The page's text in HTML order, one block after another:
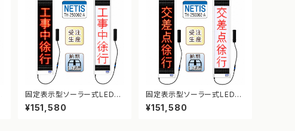
固定表示型ソーラー式LED表
示板 ドットサイン【工事中徐
行】【NETIS登録】
¥151,580
固定表示型ソーラー式LED表
示板 ドットサイン【交差点徐
行】【NETIS登録】
¥151,580